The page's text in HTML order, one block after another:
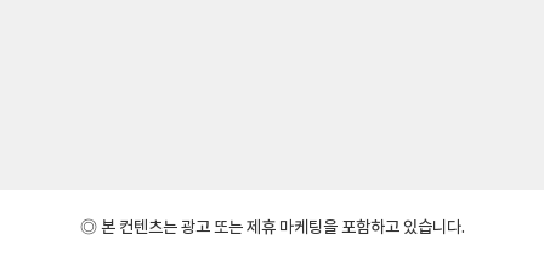
◎ 본 컨텐츠는 광고 또는 제휴 마케팅을 포함하고 있습니다.